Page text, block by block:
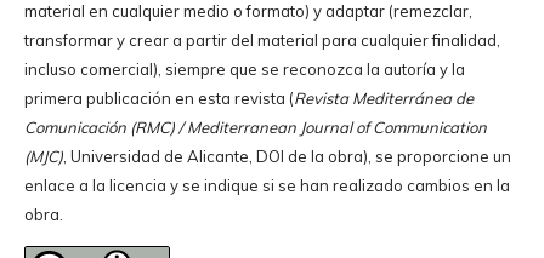
material en cualquier medio o formato) y adaptar (remezclar,
transformar y crear a partir del material para cualquier finalidad,
incluso comercial), siempre que se reconozca la autoría y la
primera publicación en esta revista (Revista Mediterránea de
Comunicación (RMC) / Mediterranean Journal of Communication
(MJC), Universidad de Alicante, DOI de la obra), se proporcione un
enlace a la licencia y se indique si se han realizado cambios en la
obra.